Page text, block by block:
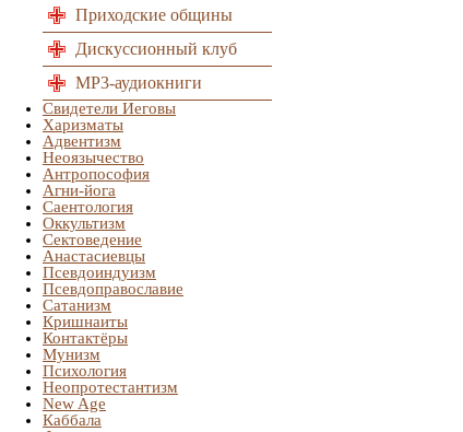
Приходские общины
Дискуссионный клуб
MP3-аудиокниги
Свидетели Иеговы
Харизматы
Адвентизм
Неоязычество
Антропософия
Агни-йога
Саентология
Оккультизм
Сектоведение
Анастасиевцы
Псевдоиндуизм
Псевдоправославие
Сатанизм
Кришнаиты
Контактёры
Мунизм
Психология
Неопротестантизм
New Age
Каббала